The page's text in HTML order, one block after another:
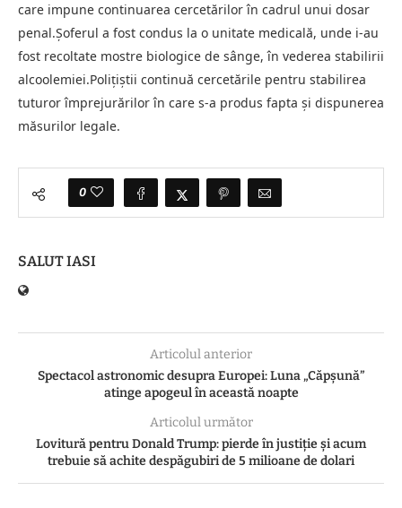
care impune continuarea cercetărilor în cadrul unui dosar
penal.Șoferul a fost condus la o unitate medicală, unde i-au
fost recoltate mostre biologice de sânge, în vederea stabilirii
alcoolemiei.Polițiștii continuă cercetările pentru stabilirea
tuturor împrejurărilor în care s-a produs fapta și dispunerea
măsurilor legale.
0
SALUT IASI
Articolul anterior
Spectacol astronomic desupra Europei: Luna „Căpșună”
atinge apogeul în această noapte
Articolul următor
Lovitură pentru Donald Trump: pierde în justiție și acum
trebuie să achite despăgubiri de 5 milioane de dolari